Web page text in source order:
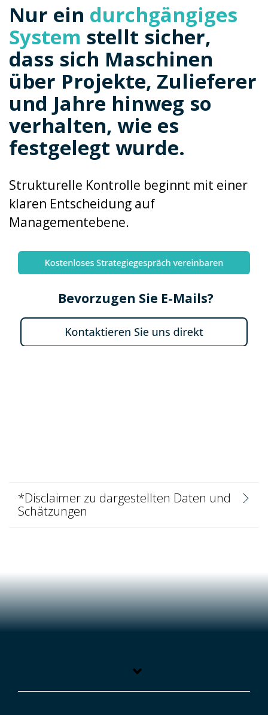
Nur ein durchgängiges
System stellt sicher,
dass sich Maschinen
über Projekte, Zulieferer
und Jahre hinweg so
verhalten, wie es
festgelegt wurde.
Strukturelle Kontrolle beginnt mit einer
klaren Entscheidung auf
Managementebene.
Bevorzugen Sie E-Mails?
*Disclaimer zu dargestellten Daten und
Schätzungen